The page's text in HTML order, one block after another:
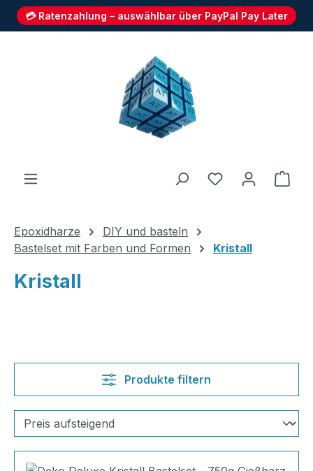
💳 Ratenzahlung – auswählbar über PayPal Pay Later
Du hast 0
Epoxidharze
DIY und basteln
Bastelset mit Farben und Formen
Kristall
Kristall
Produkte filtern